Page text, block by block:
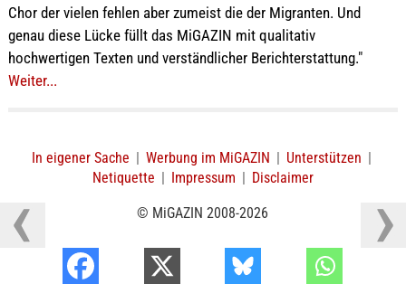
Chor der vielen fehlen aber zumeist die der Migranten. Und
genau diese Lücke füllt das MiGAZIN mit qualitativ
hochwertigen Texten und verständlicher Berichterstattung."
Weiter...
In eigener Sache | Werbung im MiGAZIN | Unterstützen |
Netiquette | Impressum | Disclaimer
© MiGAZIN 2008-2026